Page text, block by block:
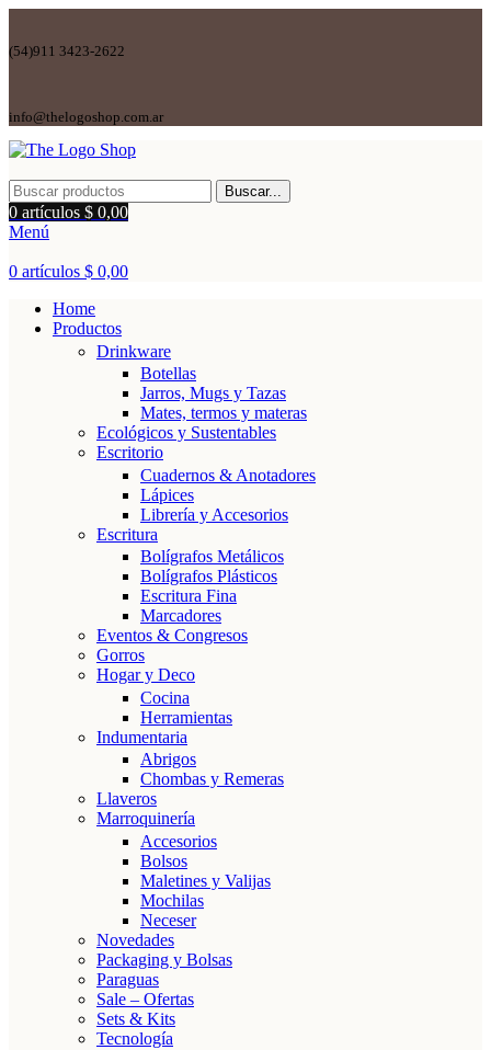
(54)911 3423-2622
info@thelogoshop.com.ar
Buscar...
0 artículos $ 0,00
Menú
0 artículos $ 0,00
Home
Productos
Drinkware
Botellas
Jarros, Mugs y Tazas
Mates, termos y materas
Ecológicos y Sustentables
Escritorio
Cuadernos & Anotadores
Lápices
Librería y Accesorios
Escritura
Bolígrafos Metálicos
Bolígrafos Plásticos
Escritura Fina
Marcadores
Eventos & Congresos
Gorros
Hogar y Deco
Cocina
Herramientas
Indumentaria
Abrigos
Chombas y Remeras
Llaveros
Marroquinería
Accesorios
Bolsos
Maletines y Valijas
Mochilas
Neceser
Novedades
Packaging y Bolsas
Paraguas
Sale – Ofertas
Sets & Kits
Tecnología